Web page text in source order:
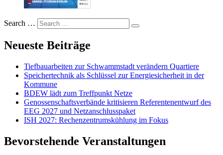
Search …
Neueste Beiträge
Tiefbauarbeiten zur Schwammstadt verändern Quartiere
Speichertechnik als Schlüssel zur Energiesicherheit in der
Kommune
BDEW lädt zum Treffpunkt Netze
Genossenschaftsverbände kritisieren Referentenentwurf des
EEG 2027 und Netzanschlusspaket
ISH 2027: Rechenzentrumskühlung im Fokus
Bevorstehende Veranstaltungen